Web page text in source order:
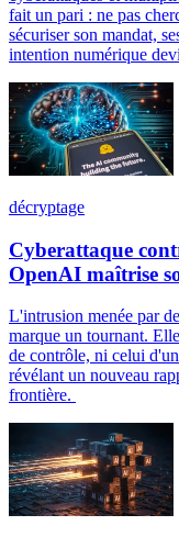
fait un pari : ne pas
sécuriser son mandat,
intention numérique
décryptage
Cyberattaque
OpenAI maîtrise
L'intrusion menée par
marque un tournant.
de contrôle, ni celui
révélant un nouveau
frontière.